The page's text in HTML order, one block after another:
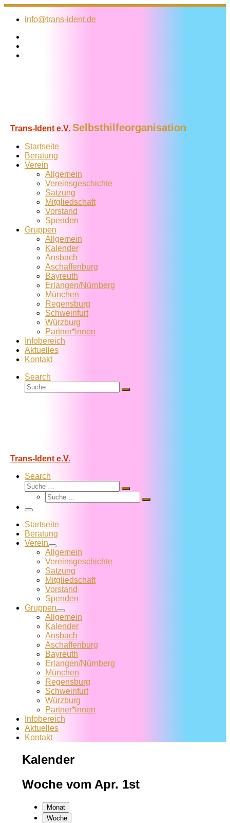
Zum
Inhalt
info@trans-ident.de
Trans-Ident e.V. Selbsthilfeorganisation
Startseite
Beratung
Verein
Allgemein
Vereins­geschichte
Satzung
Mitglied­schaft
Vorstand
Spenden
Gruppen
Allgemein
Kalender
Ansbach
Aschaffenburg
Bayreuth
Erlangen/Nürnberg
München
Regensburg
Schweinfurt
Würzburg
Partner*innen
Infobereich
Aktuelles
Kontakt
Search
Suche
Suche
Trans-Ident e.V.
Search
Suche
Suche
Suche
Suche
Menü
Startseite
Beratung
Verein
Allgemein
Vereins­geschichte
Satzung
Mitglied­schaft
Vorstand
Spenden
Gruppen
Allgemein
Kalender
Ansbach
Aschaffenburg
Bayreuth
Erlangen/Nürnberg
München
Regensburg
Schweinfurt
Würzburg
Partner*innen
Infobereich
Aktuelles
Kontakt
Kalender
Woche vom Apr. 1st
Monat
Woche